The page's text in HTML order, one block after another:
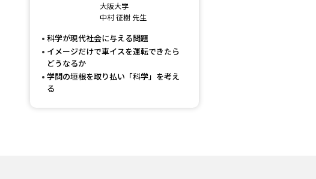
大阪大学
中村 征樹 先生
科学が現代社会に与える問題
イメージだけで車イスを運転できたら
どうなるか
学問の垣根を取り払い「科学」を考え
る